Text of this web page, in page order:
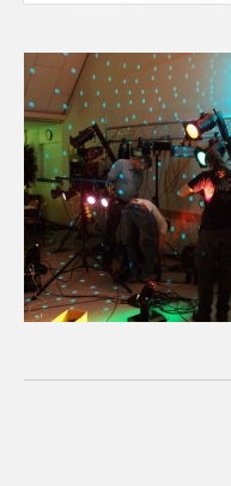
CONTACT
Contact
HetTeam
Info